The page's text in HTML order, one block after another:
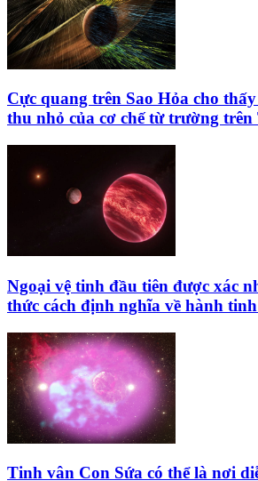
Cực quang trên Sao Hỏa cho
thu nhỏ của cơ chế từ trường
Ngoại vệ tinh đầu tiên được xác
thức cách định nghĩa về hành
Tinh vân Con Sứa có thể là nơi